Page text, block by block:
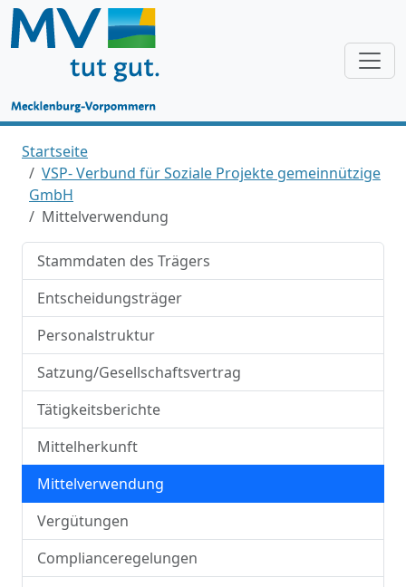
Startseite
VSP- Verbund für Soziale Projekte gemeinnützige
GmbH
Mittelverwendung
Stammdaten des Trägers
Entscheidungsträger
Personalstruktur
Satzung/Gesellschaftsvertrag
Tätigkeitsberichte
Mittelherkunft
Mittelverwendung
Vergütungen
Complianceregelungen